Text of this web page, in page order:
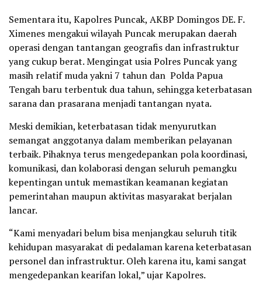
Sementara itu, Kapolres Puncak, AKBP Domingos DE. F.
Ximenes mengakui wilayah Puncak merupakan daerah
operasi dengan tantangan geografis dan infrastruktur
yang cukup berat. Mengingat usia Polres Puncak yang
masih relatif muda yakni 7 tahun dan Polda Papua
Tengah baru terbentuk dua tahun, sehingga keterbatasan
sarana dan prasarana menjadi tantangan nyata.
Meski demikian, keterbatasan tidak menyurutkan
semangat anggotanya dalam memberikan pelayanan
terbaik. Pihaknya terus mengedepankan pola koordinasi,
komunikasi, dan kolaborasi dengan seluruh pemangku
kepentingan untuk memastikan keamanan kegiatan
pemerintahan maupun aktivitas masyarakat berjalan
lancar.
“Kami menyadari belum bisa menjangkau seluruh titik
kehidupan masyarakat di pedalaman karena keterbatasan
personel dan infrastruktur. Oleh karena itu, kami sangat
mengedepankan kearifan lokal,” ujar Kapolres.